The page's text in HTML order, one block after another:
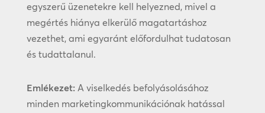
egyszerű üzenetekre kell helyezned, mivel a
megértés hiánya elkerülő magatartáshoz
vezethet, ami egyaránt előfordulhat tudatosan
és tudattalanul.
Emlékezet: A viselkedés befolyásolásához
minden marketingkommunikációnak hatással